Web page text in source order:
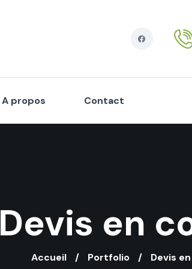
A propos Contact
Devis en
Accueil Portfolio Devis